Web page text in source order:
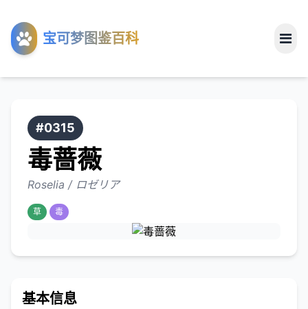
宝可梦图鉴百科
工具
关于
#0315
毒蔷薇
Roselia / ロゼリア
草 毒
基本信息